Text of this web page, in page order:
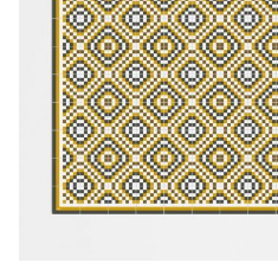
CONTACTO